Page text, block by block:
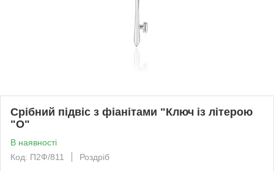
Срібний підвіс з фіанітами "Ключ із літерою
"О"
В наявності
Код: П2Ф/811
Роздріб